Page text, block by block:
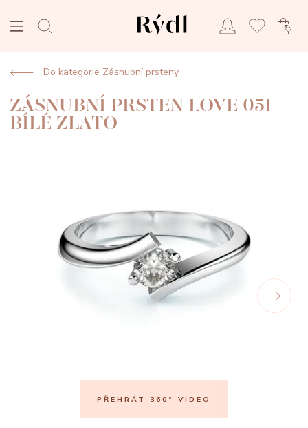
Do kategorie Zásnubní prsteny
ZÁSNUBNÍ PRSTEN LOVE 051
BÍLÉ ZLATO
PŘEHRÁT 360° VIDEO